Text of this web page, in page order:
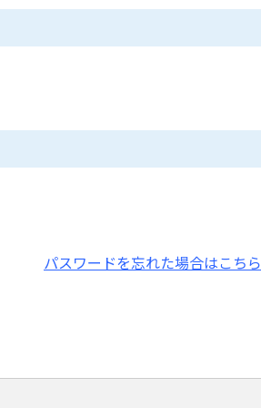
パスワードを忘れた場合はこちら